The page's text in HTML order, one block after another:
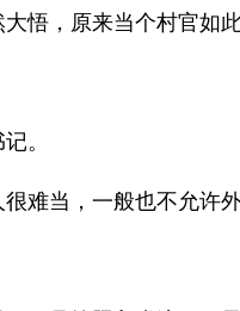
悟，原来当个村官如
。
难当，一般也不允许外